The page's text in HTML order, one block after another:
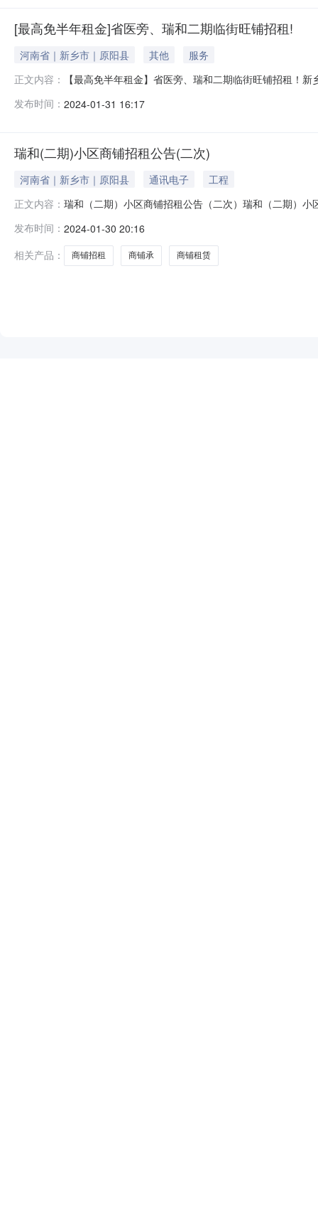
[最高免半年租金]省医旁、瑞和二期临街旺铺招租!
河南省｜新乡市｜原阳县 其他
服务
正文内容：
【最高免半年租金】省医旁、瑞和二期临街旺铺招租！
违规经营现象，则乙方可申请续租，续租期限不超叁年
发布时间： 2024-01-31 16:17
瑞和(二期)小区商铺招租公告(二次)
河南省｜新乡市｜原阳县 通讯电子
工程
正文内容： 瑞和（二期）小区商铺招租公告（二次）瑞和（二期）
商铺租赁期限为2年，2年租期届满，如乙方无违法违规
免租优惠：中标后1月内完成装修并开业
发布时间： 2024-01-30 20:16
相关产品：
商铺招租 商铺承 商铺租赁